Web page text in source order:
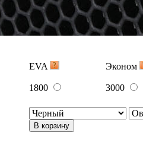
EVA
Эконом
1800
3000
В корзину